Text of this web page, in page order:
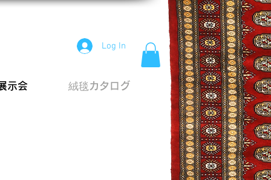
示会 絨毯カタログ
Log In